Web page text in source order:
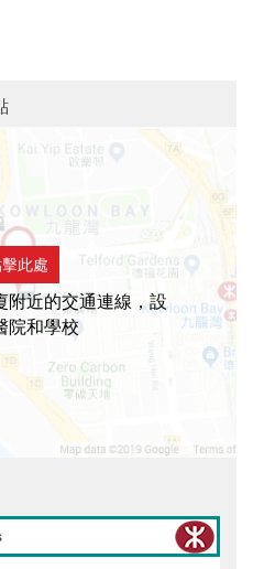
此處
附近的交通連線，設
院和學校